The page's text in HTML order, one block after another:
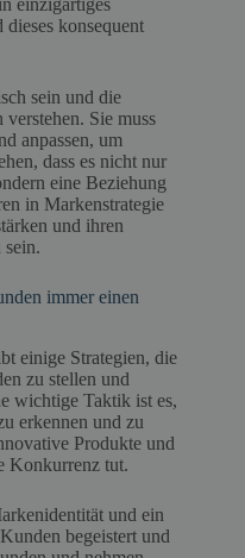
einzigartiges
konsequent
sein und die
Sie muss
anpassen, um
dass es nicht nur
eine Beziehung
in Markenstrategie
und ihren
immer einen
einige Strategien, die
zu stellen und
wichtige Taktik ist es,
erkennen und zu
Produkte und
Konkurrenz tut.
und ein
begeistert und